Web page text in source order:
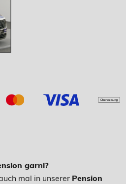
garni?
mal in unserer Pension